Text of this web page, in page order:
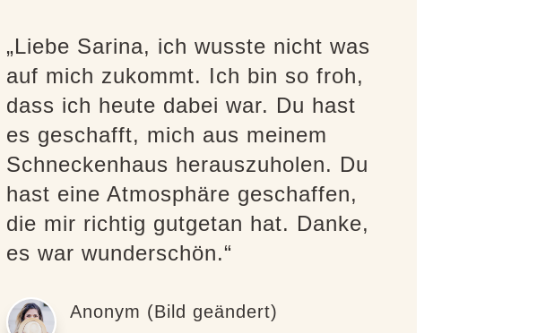
„Liebe Sarina, ich wusste nicht was
auf mich zukommt. Ich bin so froh,
dass ich heute dabei war. Du hast
es geschafft, mich aus meinem
Schneckenhaus herauszuholen. Du
hast eine Atmosphäre geschaffen,
die mir richtig gutgetan hat. Danke,
es war wunderschön.“
Anonym (Bild geändert)